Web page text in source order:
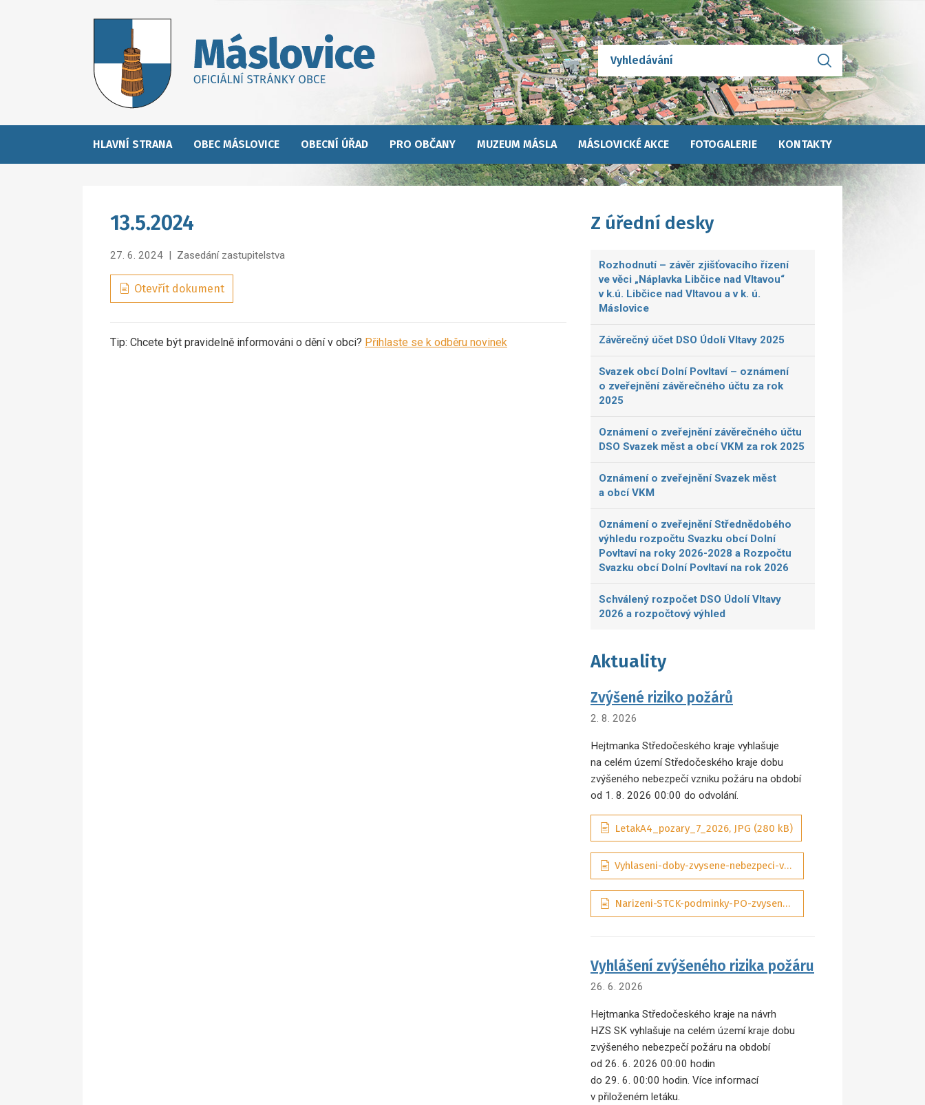
HLAVNÍ STRANA OBEC MÁSLOVICE OBECNÍ ÚŘAD PRO OBČANY MUZEUM MÁSLA MÁSLOVICKÉ AKCE FOTOGALERIE KONTAKTY
13.5.2024
27. 6. 2024 | Zasedání zastupitelstva
Otevřít dokument
Tip: Chcete být pravidelně informováni o dění v obci? Přihlaste se k odběru novinek
Z úřední desky
Rozhodnutí – závěr zjišťovacího řízení
ve věci „Náplavka Libčice nad Vltavou“
v k.ú. Libčice nad Vltavou a v k. ú.
Máslovice
Závěrečný účet DSO Údolí Vltavy 2025
Svazek obcí Dolní Povltaví – oznámení
o zveřejnění závěrečného účtu za rok
2025
Oznámení o zveřejnění závěrečného účtu
DSO Svazek měst a obcí VKM za rok 2025
Oznámení o zveřejnění Svazek měst
a obcí VKM
Oznámení o zveřejnění Střednědobého
výhledu rozpočtu Svazku obcí Dolní
Povltaví na roky 2026-2028 a Rozpočtu
Svazku obcí Dolní Povltaví na rok 2026
Schválený rozpočet DSO Údolí Vltavy
2026 a rozpočtový výhled
Aktuality
Zvýšené riziko požárů
2. 8. 2026
Hejtmanka Středočeského kraje vyhlašuje
na celém území Středočeského kraje dobu
zvýšeného nebezpečí vzniku požáru na období
od 1. 8. 2026 00:00 do odvolání.
LetakA4_pozary_7_2026, JPG (280 kB)
Vyhlaseni-doby-zvysene-nebezpeci-vzniku-pozaru-07-2026-sig_aDQP3Wd, PDF (292 kB)
Narizeni-STCK-podminky-PO-zvysene-nebezpeci-pozaru-01-2025-ASPI_tObrJIM, PDF (131 kB)
Vyhlášení zvýšeného rizika požáru
26. 6. 2026
Hejtmanka Středočeského kraje na návrh
HZS SK vyhlašuje na celém území kraje dobu
zvýšeného nebezpečí požáru na období
od 26. 6. 2026 00:00 hodin
do 29. 6. 00:00 hodin. Více informací
v přiloženém letáku.